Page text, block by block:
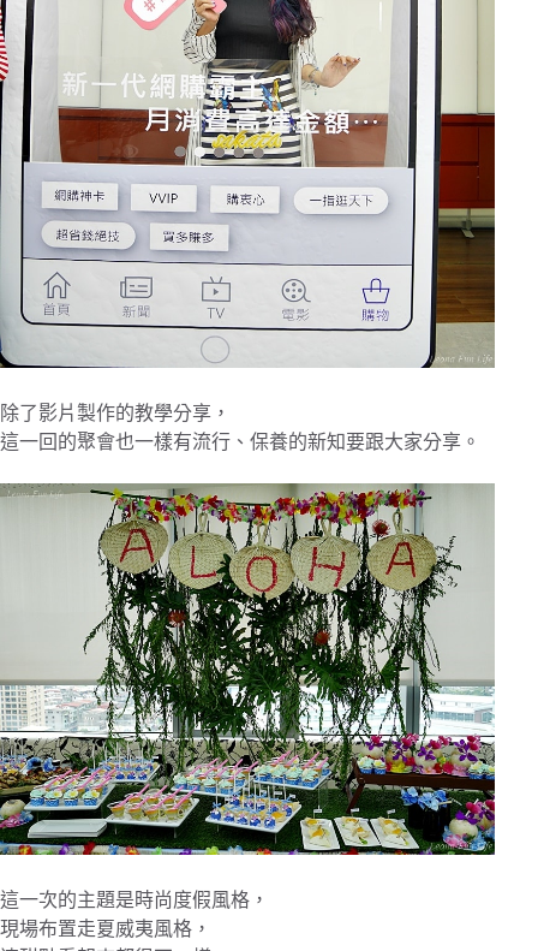
除了影片製作的教學分享，
這一回的聚會也一樣有流行、保養的新知要跟大家分享。
這一次的主題是時尚度假風格，
現場布置走夏威夷風格，